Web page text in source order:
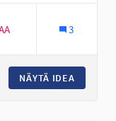
3
NÄYTÄ IDEA